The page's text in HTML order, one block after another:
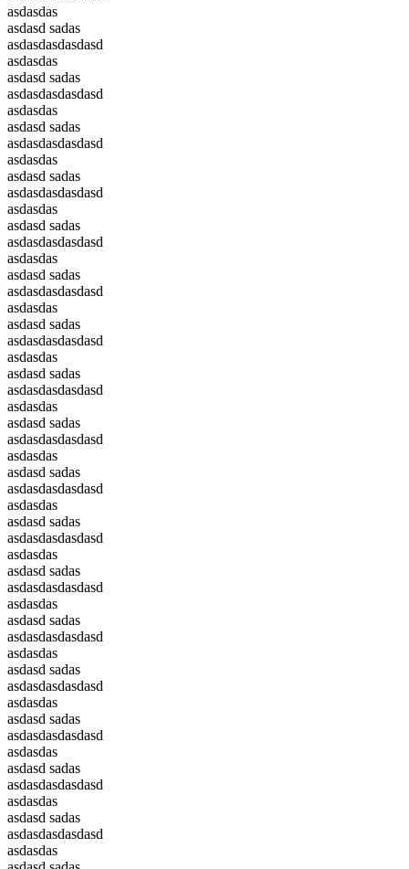
asdasdas
asdasd sadas
asdasdasdasdasd
asdasdas
asdasd sadas
asdasdasdasdasd
asdasdas
asdasd sadas
asdasdasdasdasd
asdasdas
asdasd sadas
asdasdasdasdasd
asdasdas
asdasd sadas
asdasdasdasdasd
asdasdas
asdasd sadas
asdasdasdasdasd
asdasdas
asdasd sadas
asdasdasdasdasd
asdasdas
asdasd sadas
asdasdasdasdasd
asdasdas
asdasd sadas
asdasdasdasdasd
asdasdas
asdasd sadas
asdasdasdasdasd
asdasdas
asdasd sadas
asdasdasdasdasd
asdasdas
asdasd sadas
asdasdasdasdasd
asdasdas
asdasd sadas
asdasdasdasdasd
asdasdas
asdasd sadas
asdasdasdasdasd
asdasdas
asdasd sadas
asdasdasdasdasd
asdasdas
asdasd sadas
asdasdasdasdasd
asdasdas
asdasd sadas
asdasdasdasdasd
asdasdas